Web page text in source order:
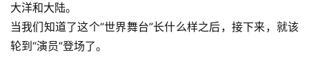
大洋和大陆。
当我们知道了这个“世界舞台”长什么样之后，接下来，就该
轮到“演员”登场了。